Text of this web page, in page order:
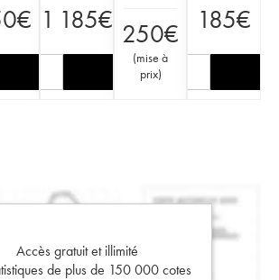
€ 1 185€ 250€
(mise à
prix)
185€
Accès gratuit et illimité
de plus de 150 000 cotes